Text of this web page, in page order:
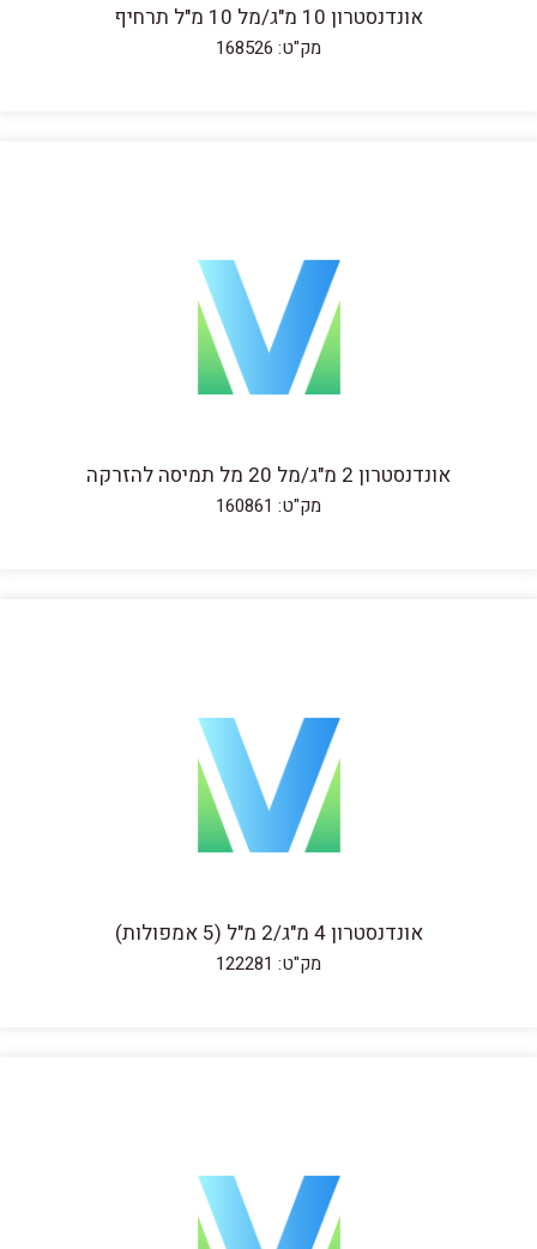
אונדנסטרון 10 מ"ג/מל 10 מ"ל תרחיף
מק"ט: 168526
אונדנסטרון 2 מ"ג/מל 20 מל תמיסה להזרקה
מק"ט: 160861
אונדנסטרון 4 מ"ג/2 מ"ל (5 אמפולות)
מק"ט: 122281